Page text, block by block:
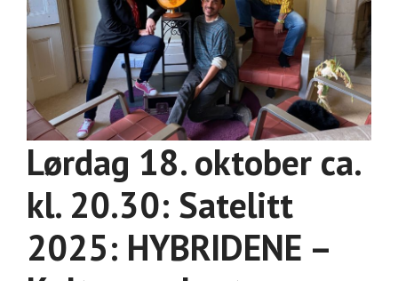
Lørdag 18. oktober ca.
kl. 20.30: Satelitt
2025: HYBRIDENE –